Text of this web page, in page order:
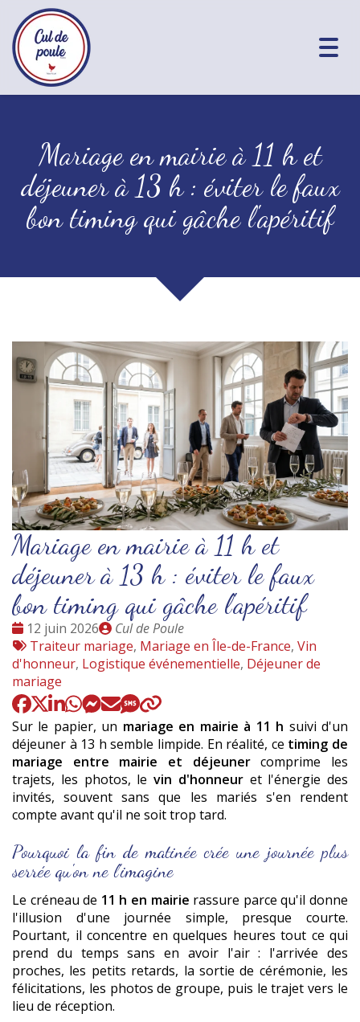
Mariage en mairie à 11 h et
déjeuner à 13 h : éviter le faux
bon timing qui gâche l'apéritif
Mariage en mairie à 11 h et
déjeuner à 13 h : éviter le faux
bon timing qui gâche l'apéritif
Date
:
12 juin 2026
Publié
par
Cul de Poule
Tags
:
Traiteur mariage, Mariage en Île-de-France, Vin
d'honneur, Logistique événementielle, Déjeuner de
mariage
Sur le papier, un mariage en mairie à 11 h suivi d'un
déjeuner à 13 h semble limpide. En réalité, ce timing de
mariage entre mairie et déjeunercomprime les
trajets, les photos, le vin d'honneuret l'énergie des
invités, souvent sans que les mariés s'en rendent
compte avant qu'il ne soit trop tard.
Pourquoi la fin de matinée crée une journée plus
serrée qu'on ne l'imagine
Le créneau de 11 h en mairie rassure parce qu'il donne
l'illusion d'une journée simple, presque courte.
Pourtant, il concentre en quelques heures tout ce qui
prend du temps sans en avoir l'air : l'arrivée des
proches, les petits retards, la sortie de cérémonie, les
félicitations, les photos de groupe, puis le trajet vers le
lieu de réception.